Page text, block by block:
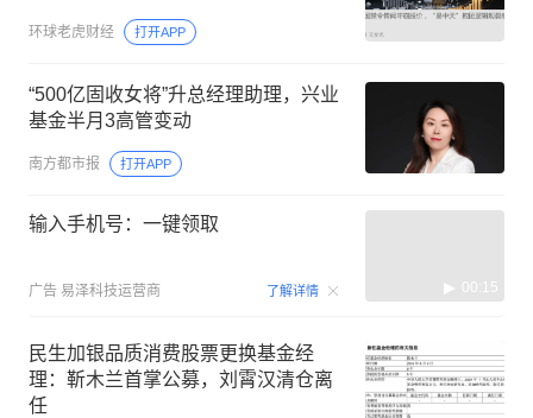
环球老虎财经 打开APP
“500亿固收女将”升总经理助理，兴业
基金半月3高管变动
南方都市报 打开APP
输入手机号：一键领取
广告 易泽科技运营商 了解详情 00:15
民生加银品质消费股票更换基金经
理：靳木兰首掌公募，刘霄汉清仓离
任